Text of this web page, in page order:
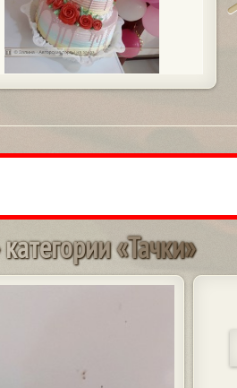
категории«Тачки»